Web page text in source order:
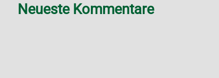
Neueste Kommentare